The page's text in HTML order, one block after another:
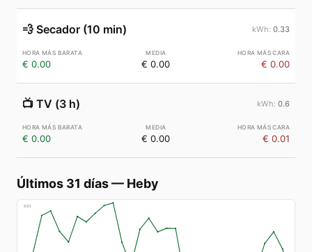
💨 Secador (10 min) 0.33
€ 0.00 € 0.00 € 0.00
📺 TV (3 h) 0.6
€ 0.00 € 0.00 € 0.01
Últimos 31 días— Heby
€83